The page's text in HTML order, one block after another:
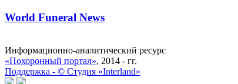
World Funeral News
Информационно-аналитический ресурс
«Похоронный портал», 2014 - гг.
Поддержка - © Cтудия «Interland»